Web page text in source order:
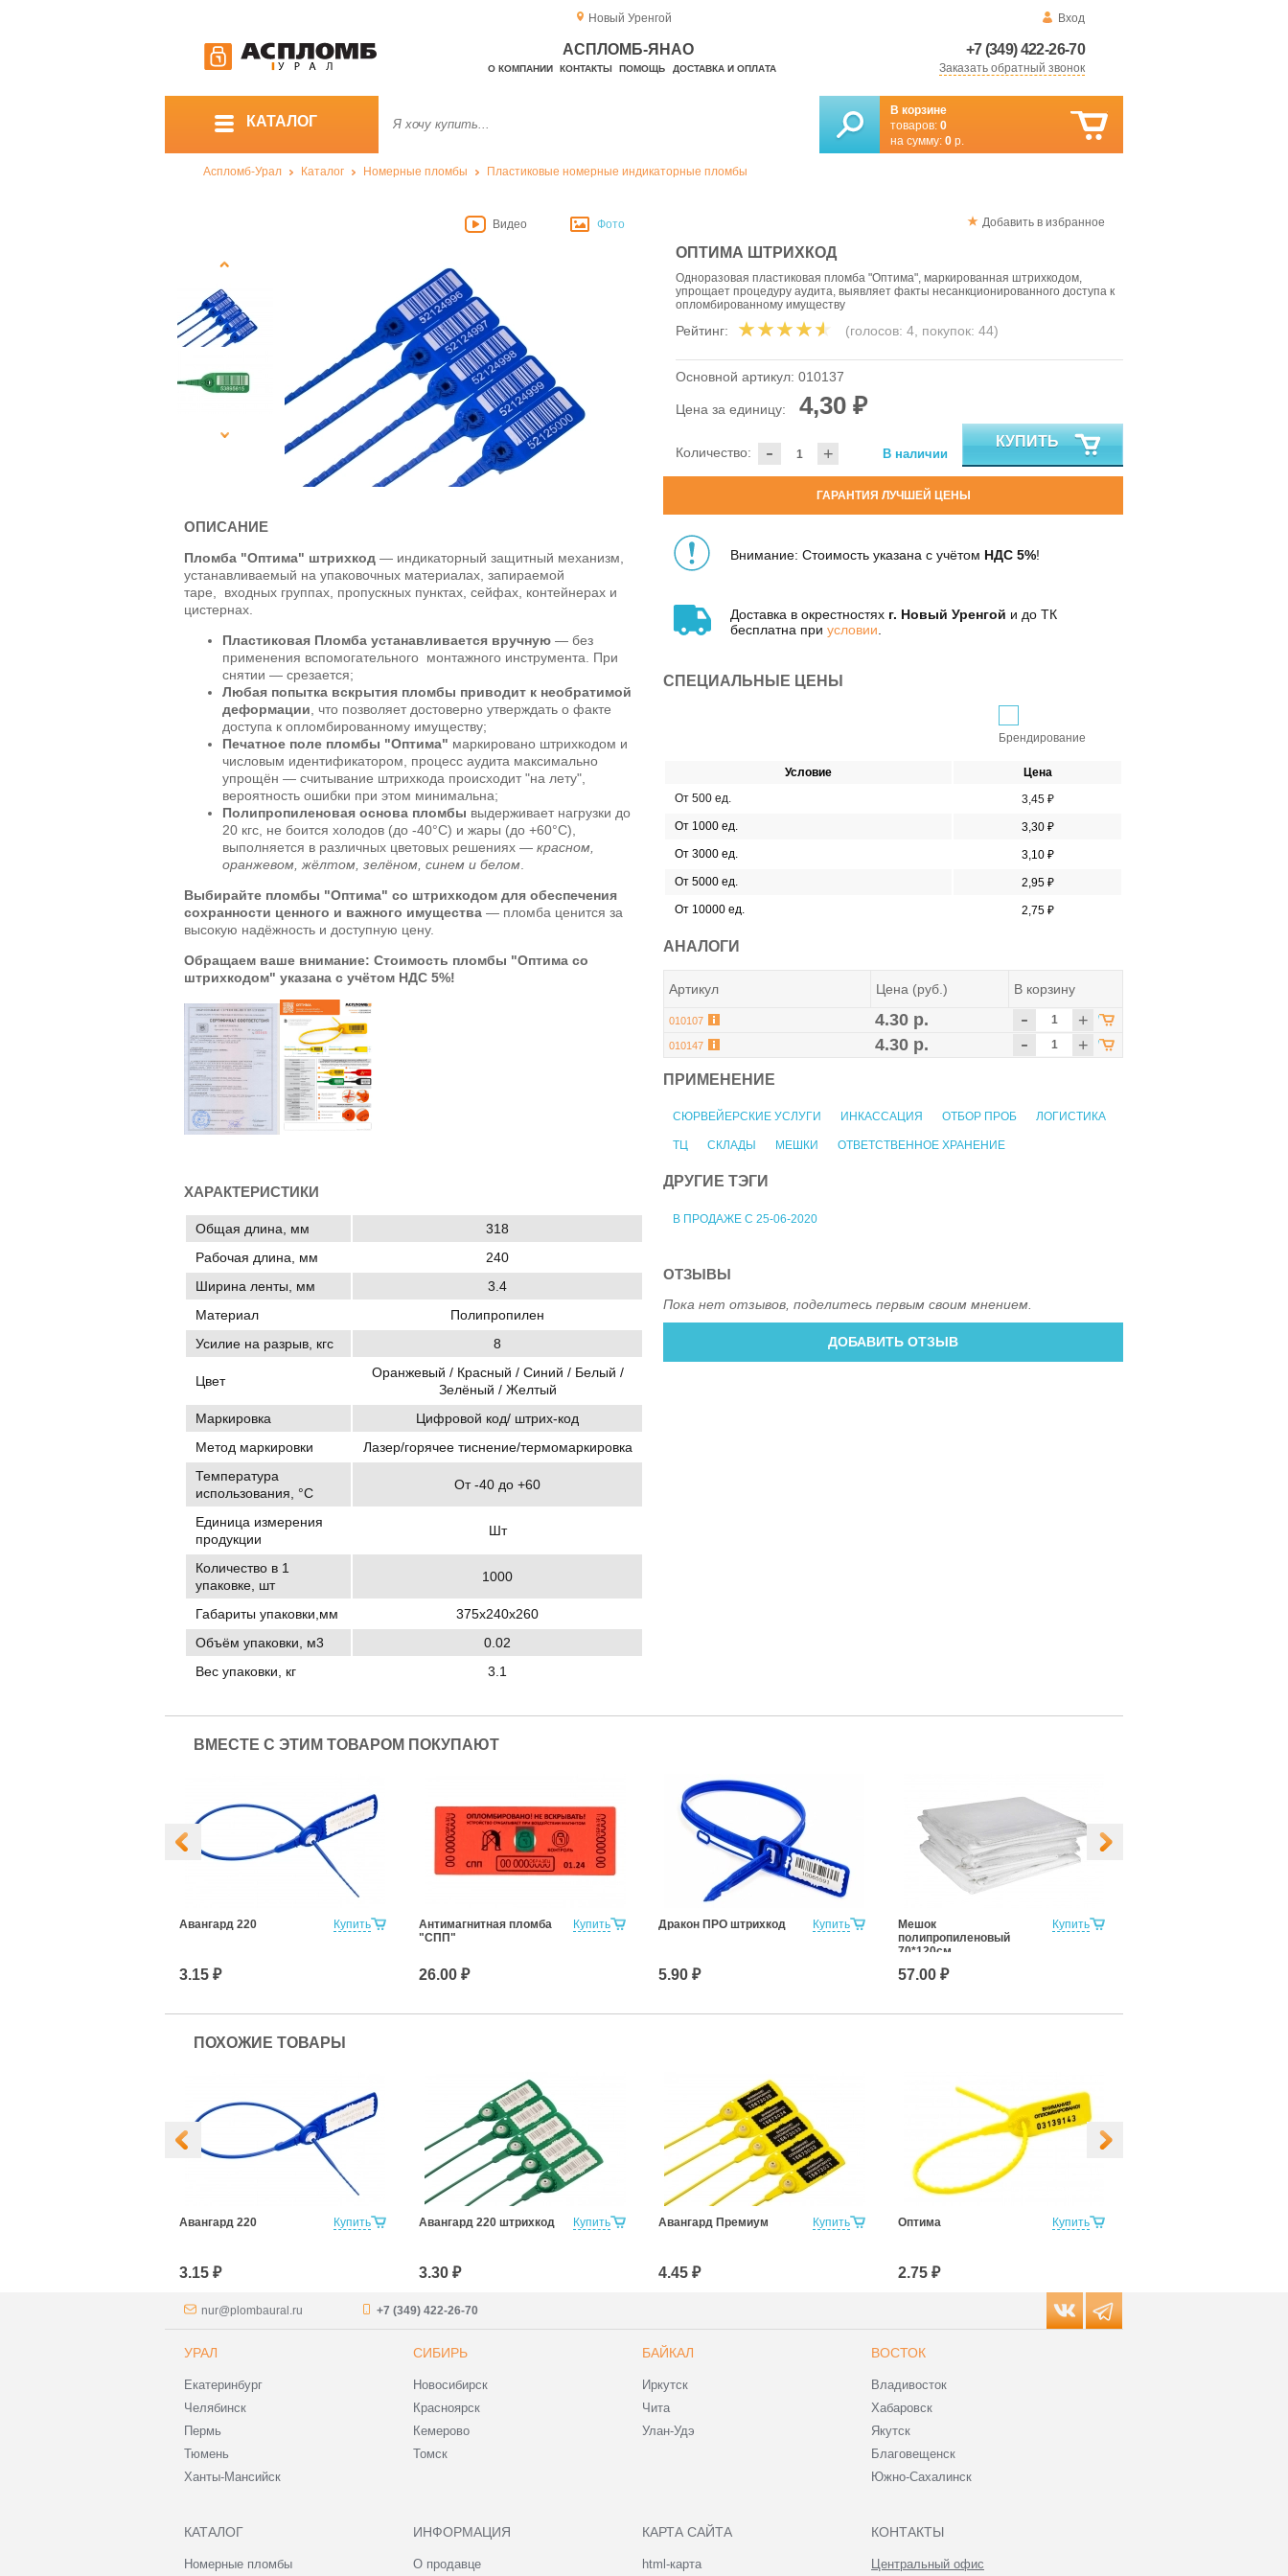
Новый Уренгой Вход
+7 (349) 422-26-70
Заказать обратный звонок
АСПЛОМБ-ЯНАО
О КОМПАНИИ КОНТАКТЫ ПОМОЩЬ ДОСТАВКА И ОПЛАТА
КАТАЛОГ
В корзине
товаров: 0
на сумму: 0 р.
Аспломб-Урал Каталог Номерные пломбы Пластиковые номерные индикаторные пломбы
Добавить в избранное
ОПТИМА ШТРИХКОД
Одноразовая пластиковая пломба "Оптима", маркированная штрихкодом,
упрощает процедуру аудита, выявляет факты несанкционированного доступа к
опломбированному имуществу
Рейтинг: (голосов: 4, покупок: 44)
Основной артикул: 010137
Цена за единицу: 4,30 ₽
- +
Количество: В наличии
КУПИТЬ
ГАРАНТИЯ ЛУЧШЕЙ ЦЕНЫ
Внимание: Стоимость указана с учётом НДС 5%!
Доставка в окрестностях г. Новый Уренгой и до ТК
бесплатна при условии
СПЕЦИАЛЬНЫЕ ЦЕНЫ
Брендирование
Условие
Цена
От 500 ед.
3,45 ₽
От 1000 ед.
3,30 ₽
От 3000 ед.
3,10 ₽
От 5000 ед.
2,95 ₽
От 10000 ед.
2,75 ₽
АНАЛОГИ
Артикул Цена (руб.) В корзину
010107 4.30 р. - +
010147 4.30 р. - +
ПРИМЕНЕНИЕ
СЮРВЕЙЕРСКИЕ УСЛУГИ ИНКАССАЦИЯ ОТБОР ПРОБ ЛОГИСТИКА
ТЦ СКЛАДЫ МЕШКИ ОТВЕТСТВЕННОЕ ХРАНЕНИЕ
ДРУГИЕ ТЭГИ
В ПРОДАЖЕ С 25-06-2020
Видео Фото
ОПИСАНИЕ
Пломба "Оптима" штрихкод — индикаторный защитный механизм,
устанавливаемый на упаковочных материалах, запираемой
таре, входных группах, пропускных пунктах, сейфах, контейнерах и
цистернах.
Пластиковая Пломба устанавливается вручную — без
применения вспомогательного монтажного инструмента. При
снятии — срезается;
Любая попытка вскрытия пломбы приводит к необратимой
деформации , что позволяет достоверно утверждать о факте
доступа к опломбированному имуществу;
Печатное поле пломбы "Оптима" маркировано штрихкодом и
числовым идентификатором, процесс аудита максимально
упрощён — считывание штрихкода происходит "на лету",
вероятность ошибки при этом минимальна;
Полипропиленовая основа пломбы выдерживает нагрузки до
20 кгс, не боится холодов (до -40°C) и жары (до +60°C),
выполняется в различных цветовых решениях — красном,
оранжевом, жёлтом, зелёном, синем и белом
Выбирайте пломбы "Оптима" со штрихкодом для обеспечения
сохранности ценного и важного имущества — пломба ценится за
высокую надёжность и доступную цену.
Обращаем ваше внимание: Стоимость пломбы "Оптима со
штрихкодом" указана с учётом НДС 5%!
ХАРАКТЕРИСТИКИ
Общая длина, мм
318
Рабочая длина, мм
240
Ширина ленты, мм
3.4
Материал
Полипропилен
Усилие на разрыв, кгс
8
Цвет
Оранжевый / Красный / Синий / Белый /
Зелёный / Желтый
Маркировка
Цифровой код/ штрих-код
Метод маркировки
Лазер/горячее тиснение/термомаркировка
Температура
использования, °C
От -40 до +60
Единица измерения
продукции
Шт
Количество в 1
упаковке, шт
1000
Габариты упаковки,мм
375х240х260
Объём упаковки, м3
0.02
Вес упаковки, кг
3.1
ОТЗЫВЫ
Пока нет отзывов, поделитесь первым своим мнением.
ДОБАВИТЬ ОТЗЫВ
ВМЕСТЕ С ЭТИМ ТОВАРОМ ПОКУПАЮТ
Купить
Авангард 220
3.15 ₽
Купить
Антимагнитная пломба
"СПП"
26.00 ₽
Купить
Дракон ПРО штрихкод
5.90 ₽
Купить
Мешок
полипропиленовый
70*120см.
57.00 ₽
ПОХОЖИЕ ТОВАРЫ
Купить
Авангард 220
3.15 ₽
Купить
Авангард 220 штрихкод
3.30 ₽
Купить
Авангард Премиум
4.45 ₽
Купить
Оптима
2.75 ₽
nur@plombaural.ru +7 (349) 422-26-70
УРАЛ
Екатеринбург
Челябинск
Пермь
Тюмень
Ханты-Мансийск
СИБИРЬ
Новосибирск
Красноярск
Кемерово
Томск
БАЙКАЛ
Иркутск
Чита
Улан-Удэ
ВОСТОК
Владивосток
Хабаровск
Якутск
Благовещенск
Южно-Сахалинск
КАТАЛОГ
Номерные пломбы
ИНФОРМАЦИЯ
О продавце
КАРТА САЙТА
html-карта
КОНТАКТЫ
Центральный офис